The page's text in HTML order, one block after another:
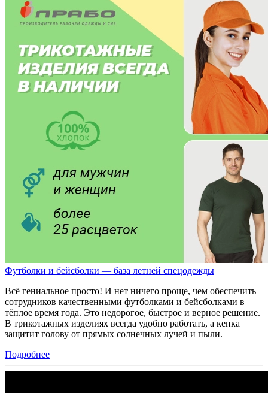
Футболки и бейсболки — база летней спецодежды
Всё гениальное просто! И нет ничего проще, чем обеспечить
сотрудников качественными футболками и бейсболками в
тёплое время года. Это недорогое, быстрое и верное решение.
В трикотажных изделиях всегда удобно работать, а кепка
защитит голову от прямых солнечных лучей и пыли.
Подробнее